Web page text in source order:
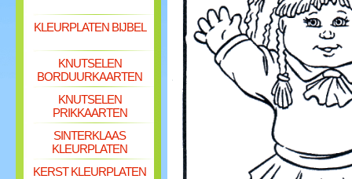
KLEURPLATEN BIJBEL
KNUTSELEN
BORDUURKAARTEN
KNUTSELEN
PRIKKAARTEN
SINTERKLAAS
KLEURPLATEN
KERST KLEURPLATEN